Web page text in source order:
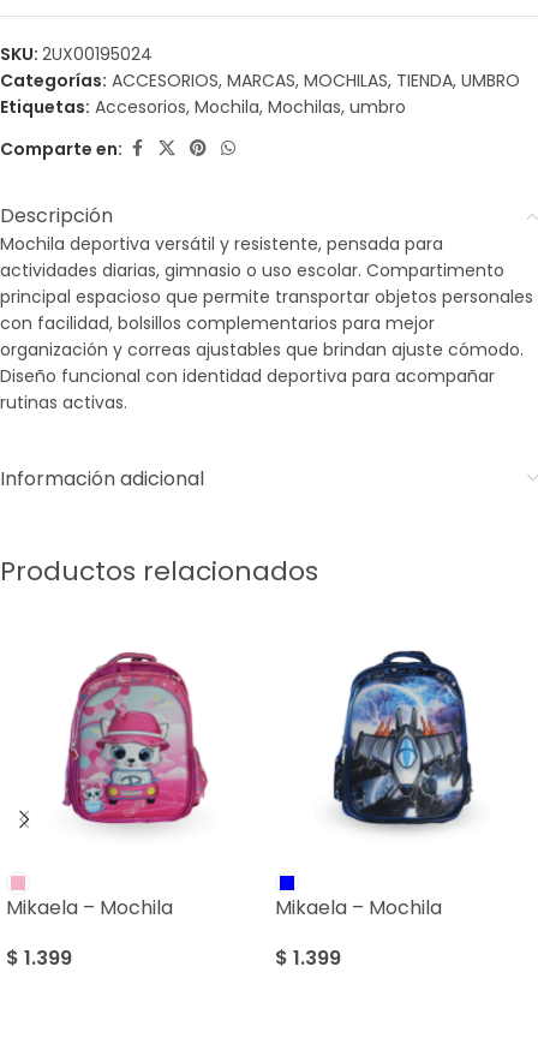
SKU: 2UX00195024
Categorías: ACCESORIOS, MARCAS, MOCHILAS, TIENDA, UMBRO
Etiquetas: Accesorios, Mochila, Mochilas, umbro
Comparte en:
Descripción
Mochila deportiva versátil y resistente, pensada para
actividades diarias, gimnasio o uso escolar. Compartimento
principal espacioso que permite transportar objetos personales
con facilidad, bolsillos complementarios para mejor
organización y correas ajustables que brindan ajuste cómodo.
Diseño funcional con identidad deportiva para acompañar
rutinas activas.
Información adicional
Productos relacionados
Mikaela – Mochila
$ 1.399
Mikaela – Mochila
$ 1.399